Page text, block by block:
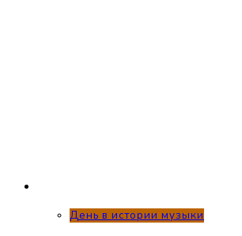
День в истории музыки